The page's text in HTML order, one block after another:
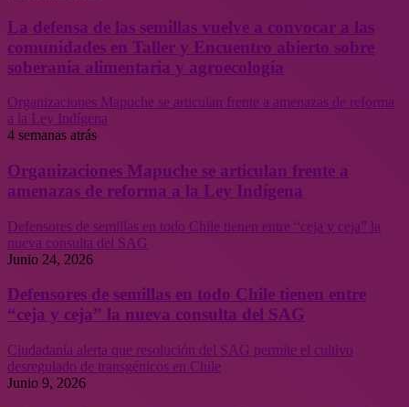
La defensa de las semillas vuelve a convocar a las
comunidades en Taller y Encuentro abierto sobre
soberanía alimentaria y agroecología
Organizaciones Mapuche se articulan frente a amenazas de reforma
a la Ley Indígena
4 semanas atrás
Organizaciones Mapuche se articulan frente a
amenazas de reforma a la Ley Indígena
Defensores de semillas en todo Chile tienen entre “ceja y ceja” la
nueva consulta del SAG
Junio 24, 2026
Defensores de semillas en todo Chile tienen entre
“ceja y ceja” la nueva consulta del SAG
Ciudadanía alerta que resolución del SAG permite el cultivo
desregulado de transgénicos en Chile
Junio 9, 2026